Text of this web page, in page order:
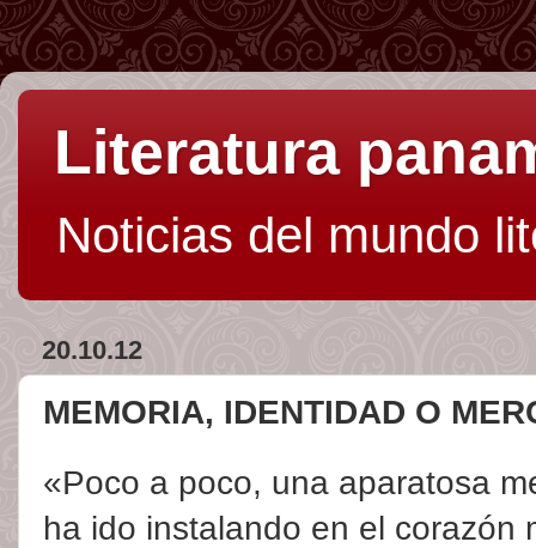
Literatura
Noticias del mundo
20.10.12
MEMORIA, IDENTIDAD O
«Poco a poco, una aparatosa
ha ido instalando en el corazón